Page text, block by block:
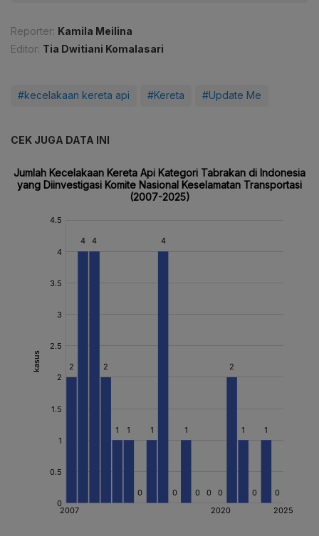
Reporter: Kamila Meilina
Editor: Tia Dwitiani Komalasari
#kecelakaan kereta api #Kereta #Update Me
CEK JUGA DATA INI